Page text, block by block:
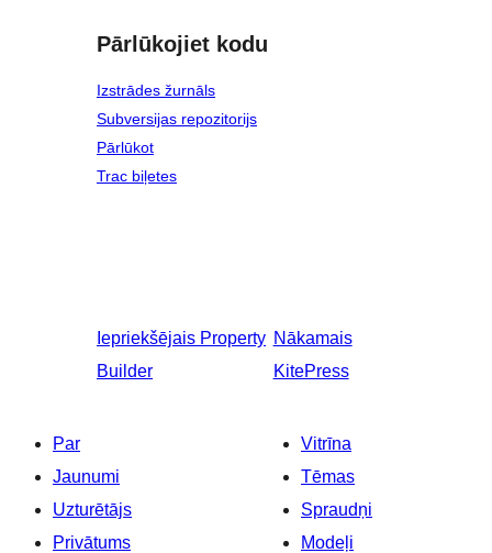
Pārlūkojiet kodu
Izstrādes žurnāls
Subversijas repozitorijs
Pārlūkot
Trac biļetes
Iepriekšējais Property
Builder
Nākamais
KitePress
Par
Jaunumi
Uzturētājs
Privātums
Vitrīna
Tēmas
Spraudņi
Modeļi